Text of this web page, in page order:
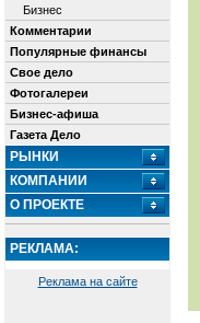
Бизнес
Комментарии
Популярные финансы
Свое дело
Фотогалереи
Бизнес-афиша
Газета Дело
РЫНКИ
КОМПАНИИ
О ПРОЕКТЕ
РЕКЛАМА:
Реклама на сайте